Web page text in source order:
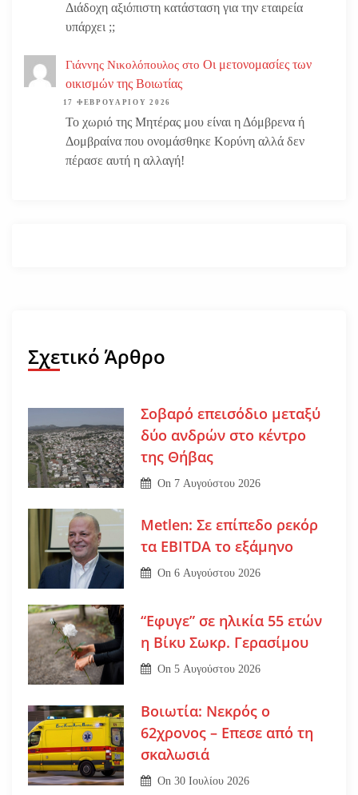
Διάδοχη αξιόπιστη κατάσταση για την εταιρεία
υπάρχει ;;
Γιάννης Νικολόπουλος στο Οι μετονομασίες των
οικισμών της Βοιωτίας
17 ΦΕΒΡΟΥΑΡΊΟΥ 2026
Το χωριό της Μητέρας μου είναι η Δόμβρενα ή
Δομβραίνα που ονομάσθηκε Κορύνη αλλά δεν
πέρασε αυτή η αλλαγή!
Σχετικό Άρθρο
Σοβαρό επεισόδιο μεταξύ
δύο ανδρών στο κέντρο
της Θήβας
On 7 Αυγούστου 2026
Metlen: Σε επίπεδο ρεκόρ
τα EBITDA το εξάμηνο
On6 Αυγούστου 2026
“Εφυγε” σε ηλικία 55 ετών
η Βίκυ Σωκρ. Γερασίμου
On5 Αυγούστου 2026
Βοιωτία: Νεκρός ο
62χρονος – Επεσε από τη
σκαλωσιά
On30 Ιουλίου 2026